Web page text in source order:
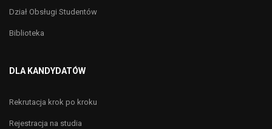
Dział Obsługi Studentów
Biblioteka
DLA KANDYDATÓW
Rekrutacja krok po kroku
Rejestracja na studia